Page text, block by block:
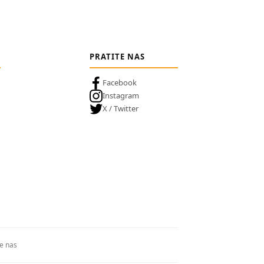
PRATITE NAS
Facebook
Instagram
X / Twitter
nas